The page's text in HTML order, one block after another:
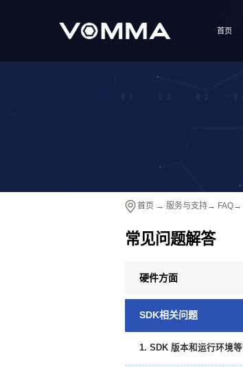
首页
首页 → 服务与支持→ FAQ→
常见问题解答
硬件方面
SDK相关问题